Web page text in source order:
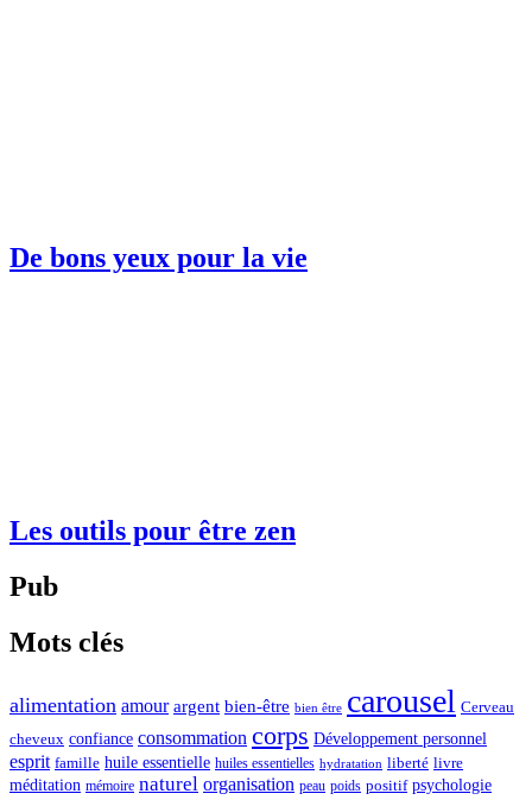
De bons yeux pour la vie
Les outils pour être zen
Pub
Mots clés
alimentation amour argent bien-être bien être carousel Cerveau
cheveux confiance consommation corps Développement personnel
esprit famille huile essentielle huiles essentielles hydratation liberté livre
méditation mémoire naturel organisation peau poids positif psychologie